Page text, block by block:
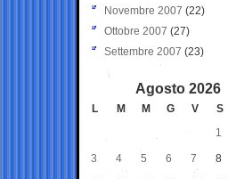
Novembre 2007 (22)
Ottobre 2007 (27)
Settembre 2007 (23)
Agosto 2026
L M M G V S
1
3 4 5 6 7 8